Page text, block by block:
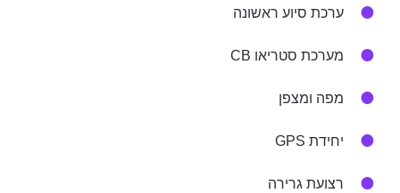
ערכת סיוע ראשונה
מערכת סטריאו CB
מפה ומצפן
יחידת GPS
רצועת גרירה